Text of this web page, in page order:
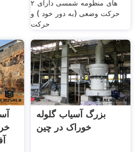
های منظومه شمسی دارای ۲
حرکت وضعی (به دور خود ) و
حرکت
بزرگ آسیاب گلوله
خوراک در چین